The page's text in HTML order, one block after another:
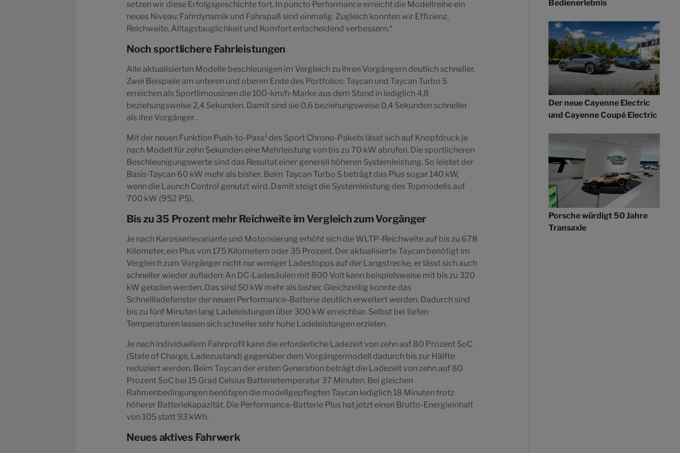
setzen wir diese Erfolgsgeschichte fort. In puncto Performance erreicht die Modellreihe ein
neues Niveau: Fahrdynamik und Fahrspaß sind einmalig. Zugleich konnten wir Effizienz,
Reichweite, Alltagstauglichkeit und Komfort entscheidend verbessern.“
Noch sportlichere Fahrleistungen
Alle aktualisierten Modelle beschleunigen im Vergleich zu ihren Vorgängern deutlich schneller.
Zwei Beispiele am unteren und oberen Ende des Portfolios: Taycan und Taycan Turbo S
erreichen als Sportlimousinen die 100-km/h-Marke aus dem Stand in lediglich 4,8
beziehungsweise 2,4 Sekunden. Damit sind sie 0,6 beziehungsweise 0,4 Sekunden schneller
als ihre Vorgänger.
Mit der neuen Funktion Push-to-Pass1 des Sport Chrono-Pakets lässt sich auf Knopfdruck je
nach Modell für zehn Sekunden eine Mehrleistung von bis zu 70 kW abrufen. Die sportlicheren
Beschleunigungswerte sind das Resultat einer generell höheren Systemleistung. So leistet der
Basis-Taycan 60 kW mehr als bisher. Beim Taycan Turbo S beträgt das Plus sogar 140 kW,
wenn die Launch Control genutzt wird. Damit steigt die Systemleistung des Topmodells auf
700 kW (952 PS).
Bis zu 35 Prozent mehr Reichweite im Vergleich zum Vorgänger
Je nach Karosserievariante und Motorisierung erhöht sich die WLTP-Reichweite auf bis zu 678
Kilometer, ein Plus von 175 Kilometern oder 35 Prozent. Der aktualisierte Taycan benötigt im
Vergleich zum Vorgänger nicht nur weniger Ladestopps auf der Langstrecke, er lässt sich auch
schneller wieder aufladen: An DC-Ladesäulen mit 800 Volt kann beispielsweise mit bis zu 320
kW geladen werden. Das sind 50 kW mehr als bisher. Gleichzeitig konnte das
Schnellladefenster der neuen Performance-Batterie deutlich erweitert werden. Dadurch sind
bis zu fünf Minuten lang Ladeleistungen über 300 kW erreichbar. Selbst bei tiefen
Temperaturen lassen sich schneller sehr hohe Ladeleistungen erzielen.
Je nach individuellem Fahrprofil kann die erforderliche Ladezeit von zehn auf 80 Prozent SoC
(State of Charge, Ladezustand) gegenüber dem Vorgängermodell dadurch bis zur Hälfte
reduziert werden. Beim Taycan der ersten Generation beträgt die Ladezeit von zehn auf 80
Prozent SoC bei 15 Grad Celsius Batterietemperatur 37 Minuten. Bei gleichen
Rahmenbedingungen benötigen die modellgepflegten Taycan lediglich 18 Minuten trotz
höherer Batteriekapazität. Die Performance-Batterie Plus hat jetzt einen Brutto-Energieinhalt
von 105 statt 93 kWh.
Neues aktives Fahrwerk
Bedienerlebnis
Der neue Cayenne Electric
und Cayenne Coupé Electric
Porsche würdigt 50 Jahre
Transaxle